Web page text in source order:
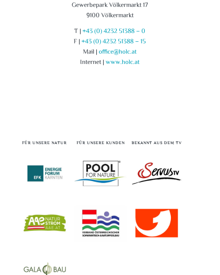
Gewerbepark Völkermarkt 17
9100 Völkermarkt
T |+43 (0) 4232 51388 – 0
F |+43 (0) 4232 51388 – 15
Mail |office@holc.at
Internet |www.holc.at
FÜR UNSERE NATUR FÜR UNSERE KUNDEN BEKANNT AUS DEM TV